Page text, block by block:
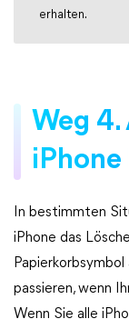
erhalten.
Weg 4.
iPhone
In bestimmten
iPhone das
passieren, wenn
Wenn Sie alle